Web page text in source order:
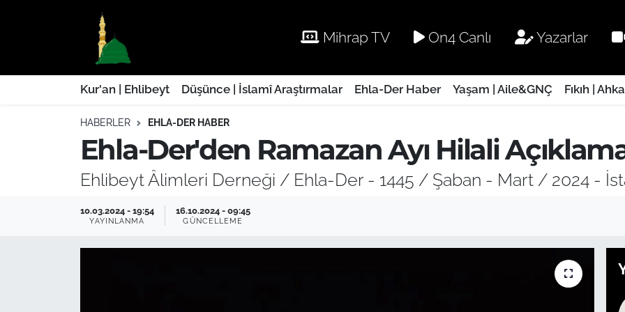
Mihrap TV On4 Canlı Yazarlar
Kur'an | Ehlibeyt Düşünce | İslamî Araştırmalar Ehla-Der Haber Yaşam | Aile&GNÇ Fıkıh |
HABERLER EHLA-DER HABER
Ehla-Der'den Ramazan Ayı Hilali
Ehlibeyt Âlimleri Derneği / Ehla-Der - 1445 / Şaban - Mart / 2024 -
10.03.2024 - 19:54
YAYINLANMA
16.10.2024 - 09:45
GÜNCELLEME
Kur'an | Ehlibeyt
Düşünce | İslamî Araştırmalar
Ehla-Der Haber
Yaşam | Aile&GNÇ
Nöbetçi Eczaneler
Hava Durumu
Trafik Durumu
Süper Lig Puan Durumu ve Fikstür